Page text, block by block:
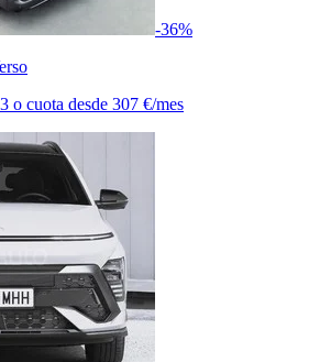
-36%
o cuota desde 307 €/mes